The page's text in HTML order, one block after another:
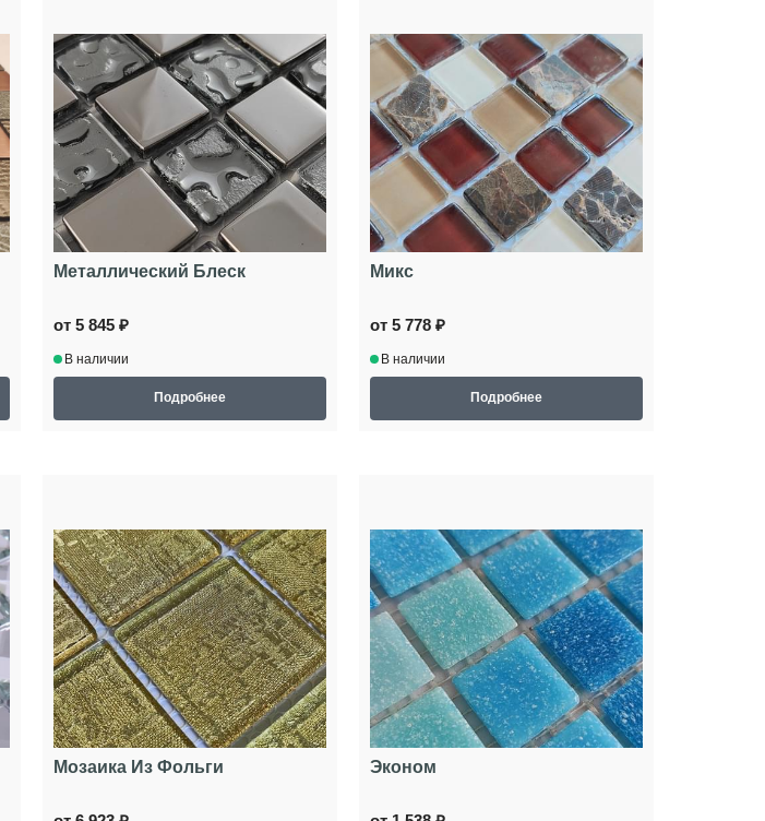
Металлический Блеск
от 5 845 ₽
В наличии
Подробнее
Микс
от 5 778 ₽
В наличии
Подробнее
Мозаика Из Фольги Эконом